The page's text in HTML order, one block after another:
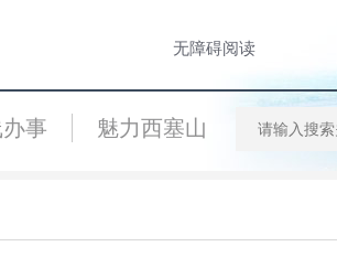
无障碍阅读
事 魅力西塞山